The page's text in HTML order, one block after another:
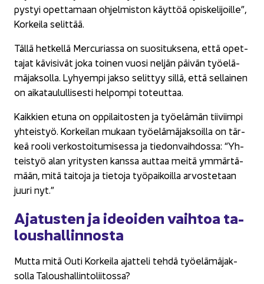
pys­tyi opet­ta­maan oh­jel­mis­ton käyt­töä opis­ke­li­joil­le”,
Kor­kei­la se­lit­tää.
Tällä het­kel­lä Mercu­rias­sa on suo­si­tuk­se­na, että opet­
ta­jat kä­vi­si­vät joka toi­nen vuosi nel­jän päi­vän työ­elä­
mä­jak­sol­la. Ly­hyem­pi jakso se­lit­tyy sillä, että sel­lai­nen
on ai­ka­tau­lul­li­ses­ti hel­pom­pi to­teut­taa.
Kaik­kien etuna on op­pi­lai­tos­ten ja työ­elä­män tii­viim­pi
yh­teis­työ. Kor­kei­lan mu­kaan työ­elä­mä­jak­soil­la on tär­
keä rooli ver­kos­toi­tu­mi­ses­sa ja tie­don­vaih­dos­sa: “Yh­
teis­työ alan yri­tys­ten kans­sa aut­taa meitä ym­mär­tä­
mään, mitä tai­to­ja ja tie­to­ja työ­pai­koil­la ar­vos­te­taan
juuri nyt.”
Aja­tus­ten ja ideoi­den vaih­toa ta­
lous­hal­lin­nos­ta
Mutta mitä Outi Kor­kei­la ajat­te­li tehdä työ­elä­mä­jak­
sol­la Ta­lous­hal­lin­to­lii­tos­sa?